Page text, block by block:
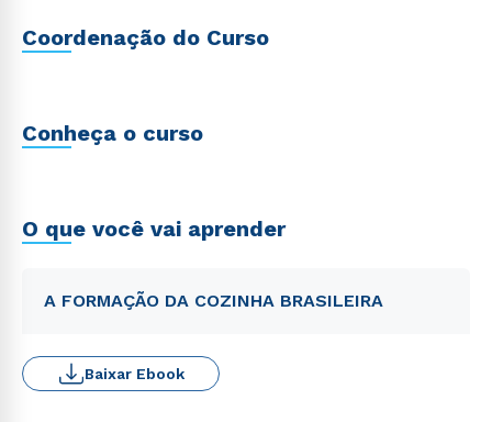
Coordenação do Curso
Conheça o curso
O que você vai aprender
A FORMAÇÃO DA COZINHA BRASILEIRA
Baixar Ebook